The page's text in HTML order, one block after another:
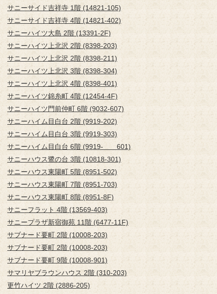
サニーサイド吉祥寺 1階 (14821-105)
サニーサイド吉祥寺 4階 (14821-402)
サニーハイツ大島 2階 (13391-2F)
サニーハイツ上北沢 2階 (8398-203)
サニーハイツ上北沢 2階 (8398-211)
サニーハイツ上北沢 3階 (8398-304)
サニーハイツ上北沢 4階 (8398-401)
サニーハイツ錦糸町 4階 (12454-4F)
サニーハイツ門前仲町 6階 (9032-607)
サニーハイム目白台 2階 (9919-202)
サニーハイム目白台 3階 (9919-303)
サニーハイム目白台 6階 (9919- 601)
サニーハウス鷺の台 3階 (10818-301)
サニーハウス東陽町 5階 (8951-502)
サニーハウス東陽町 7階 (8951-703)
サニーハウス東陽町 8階 (8951-8F)
サニーフラット 4階 (13569-403)
サニープラザ新宿御苑 11階 (6477-11F)
サブナード要町 2階 (10008-203)
サブナード要町 2階 (10008-203)
サブナード要町 9階 (10008-901)
サマリヤブラウンハウス 2階 (310-203)
更竹ハイツ 2階 (2886-205)